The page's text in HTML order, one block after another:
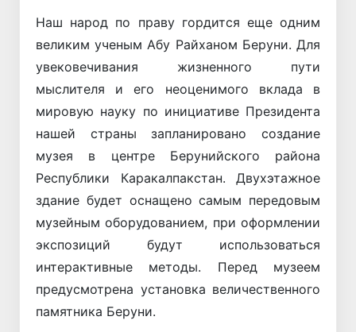
Наш народ по праву гордится еще одним
великим ученым Абу Райханом Беруни. Для
увековечивания жизненного пути
мыслителя и его неоценимого вклада в
мировую науку по инициативе Президента
нашей страны запланировано создание
музея в центре Берунийского района
Республики Каракалпакстан. Двухэтажное
здание будет оснащено самым передовым
музейным оборудованием, при оформлении
экспозиций будут использоваться
интерактивные методы. Перед музеем
предусмотрена установка величественного
памятника Беруни.